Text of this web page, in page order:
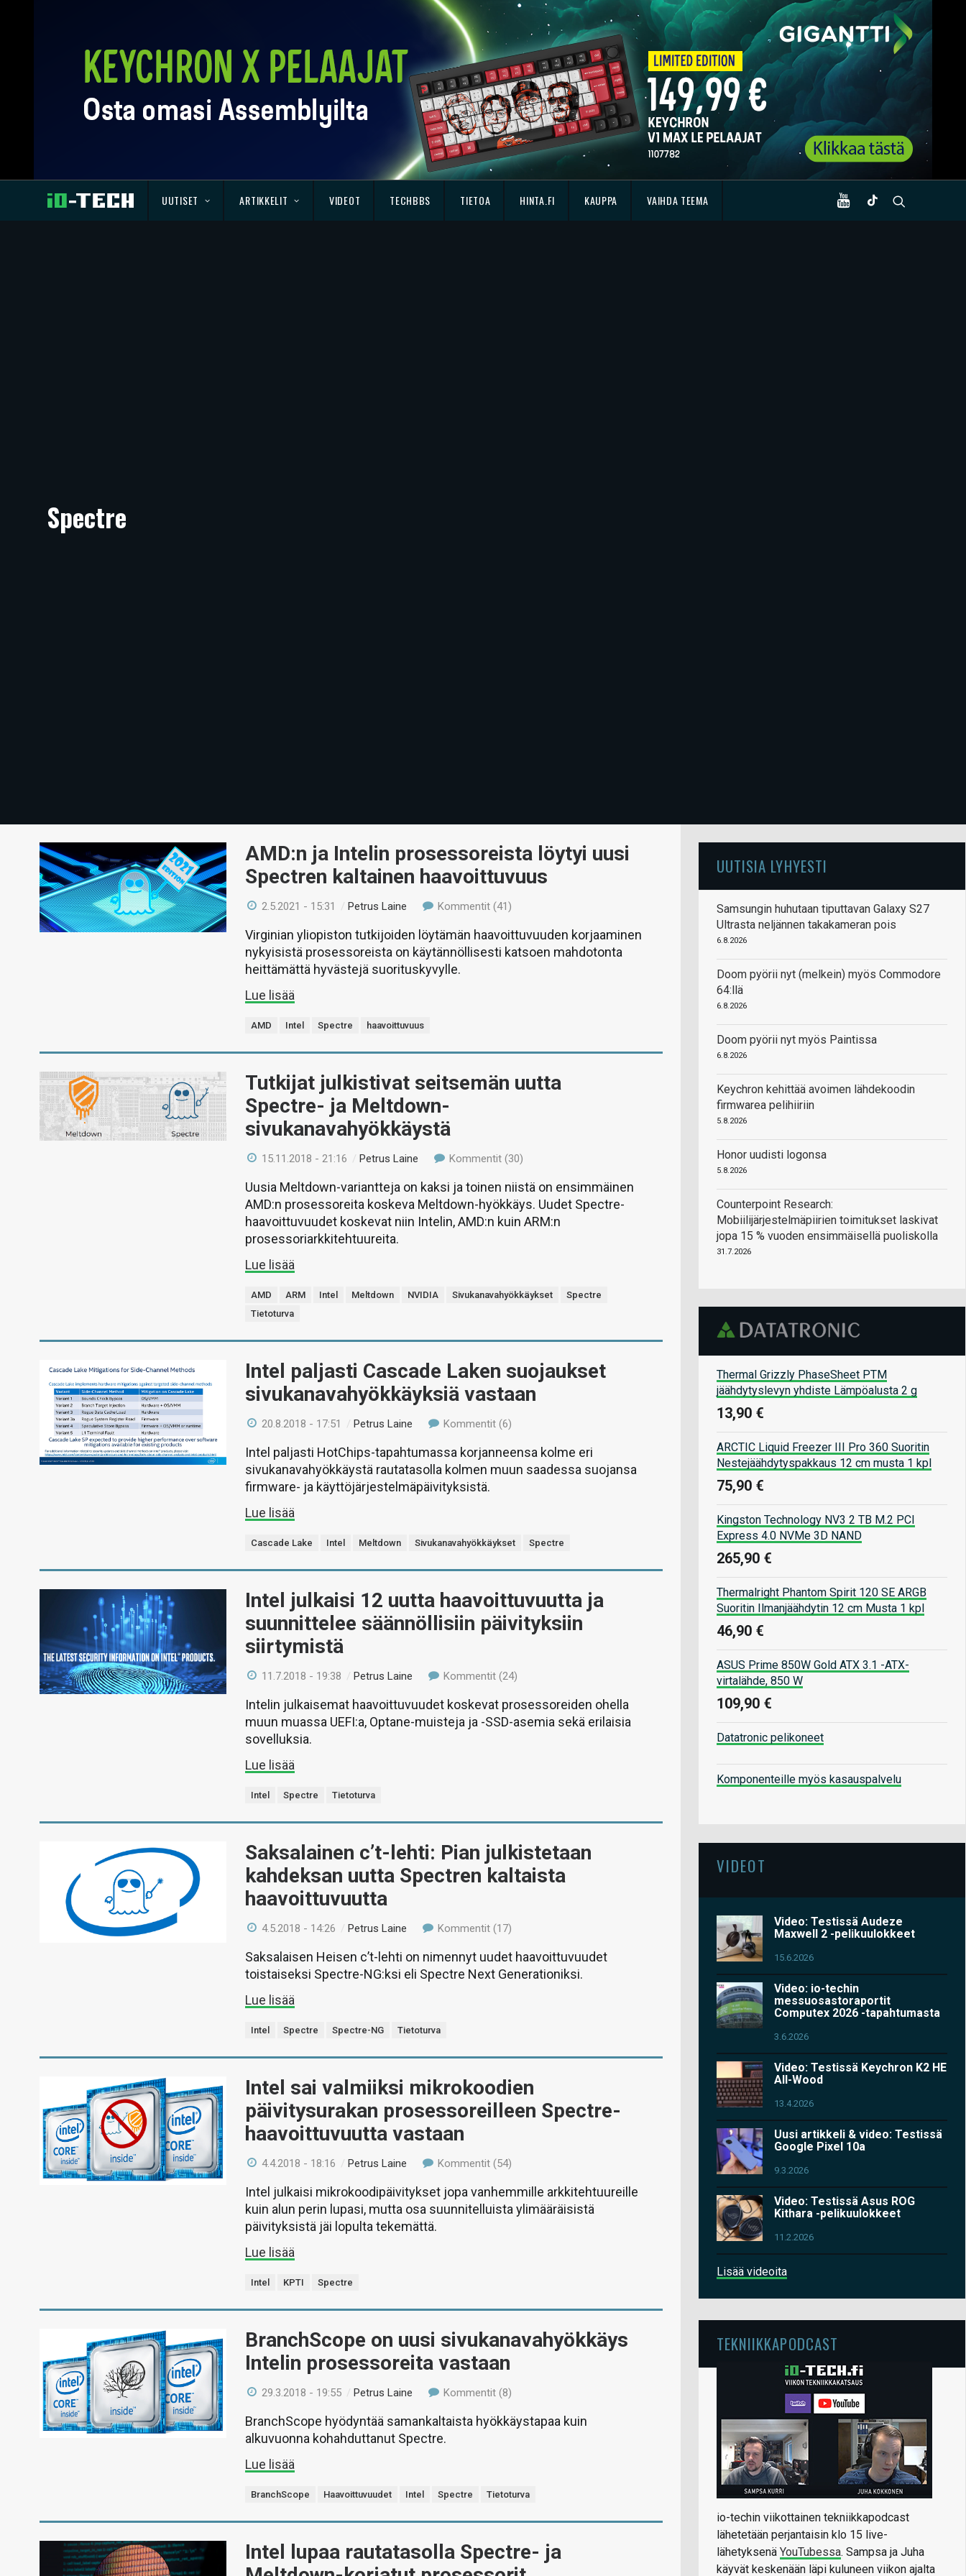
UUTISET ARTIKKELIT VIDEOT TECHBBS TIETOA HINTA.FI KAUPPA VAIHDA TEEMA
Spectre
AMD:n ja Intelin prosessoreista löytyi uusi
Spectren kaltainen haavoittuvuus
2.5.2021 - 15:31 /Petrus Laine Kommentit (41)
Virginian yliopiston tutkijoiden löytämän haavoittuvuuden korjaaminen
nykyisistä prosessoreista on käytännöllisesti katsoen mahdotonta
heittämättä hyvästejä suorituskyvylle.
Lue lisää
AMD Intel Spectre haavoittuvuus
Tutkijat julkistivat seitsemän uutta
Spectre- ja Meltdown-
sivukanavahyökkäystä
15.11.2018 - 21:16 /Petrus Laine Kommentit (30)
Uusia Meltdown-variantteja on kaksi ja toinen niistä on ensimmäinen
AMD:n prosessoreita koskeva Meltdown-hyökkäys. Uudet Spectre-
haavoittuvuudet koskevat niin Intelin, AMD:n kuin ARM:n
prosessoriarkkitehtuureita.
Lue lisää
AMD ARM Intel Meltdown NVIDIA Sivukanavahyökkäykset
Spectre
Tietoturva
Intel paljasti Cascade Laken suojaukset
sivukanavahyökkäyksiä vastaan
20.8.2018 - 17:51 /Petrus Laine Kommentit (6)
Intel paljasti HotChips-tapahtumassa korjanneensa kolme eri
sivukanavahyökkäystä rautatasolla kolmen muun saadessa suojansa
firmware- ja käyttöjärjestelmäpäivityksistä.
Lue lisää
Cascade Lake Intel Meltdown Sivukanavahyökkäykset Spectre
Intel julkaisi 12 uutta haavoittuvuutta ja
suunnittelee säännöllisiin päivityksiin
siirtymistä
11.7.2018 - 19:38 /Petrus Laine Kommentit (24)
Intelin julkaisemat haavoittuvuudet koskevat prosessoreiden ohella
muun muassa UEFI:a, Optane-muisteja ja -SSD-asemia sekä erilaisia
sovelluksia.
Lue lisää
Intel Spectre Tietoturva
Saksalainen c’t-lehti: Pian julkistetaan
kahdeksan uutta Spectren kaltaista
haavoittuvuutta
4.5.2018 - 14:26 /Petrus Laine Kommentit (17)
Saksalaisen Heisen c’t-lehti on nimennyt uudet haavoittuvuudet
toistaiseksi Spectre-NG:ksi eli Spectre Next Generationiksi.
Lue lisää
Intel Spectre Spectre-NG Tietoturva
Intel sai valmiiksi mikrokoodien
päivitysurakan prosessoreilleen Spectre-
haavoittuvuutta vastaan
4.4.2018 - 18:16 /Petrus Laine Kommentit (54)
Intel julkaisi mikrokoodipäivitykset jopa vanhemmille arkkitehtuureille
kuin alun perin lupasi, mutta osa suunnitelluista ylimääräisistä
päivityksistä jäi lopulta tekemättä.
Lue lisää
Intel KPTI Spectre
BranchScope on uusi sivukanavahyökkäys
Intelin prosessoreita vastaan
29.3.2018 - 19:55 /Petrus Laine Kommentit (8)
BranchScope hyödyntää samankaltaista hyökkäystapaa kuin
alkuvuonna kohahduttanut Spectre.
Lue lisää
BranchScope Haavoittuvuudet Intel Spectre Tietoturva
Intel lupaa rautatasolla Spectre- ja
UUTISIA LYHYESTI
Samsungin huhutaan tiputtavan Galaxy S27
Ultrasta neljännen takakameran pois
6.8.2026
Doom pyörii nyt (melkein) myös Commodore
64:llä
6.8.2026
Doom pyörii nyt myös Paintissa
6.8.2026
Keychron kehittää avoimen lähdekoodin
firmwarea pelihiiriin
5.8.2026
Honor uudisti logonsa
5.8.2026
Counterpoint Research:
Mobiilijärjestelmäpiirien toimitukset laskivat
jopa 15 % vuoden ensimmäisellä puoliskolla
31.7.2026
Thermal Grizzly PhaseSheet PTM
jäähdytyslevyn yhdiste Lämpöalusta 2 g
13,90 €
ARCTIC Liquid Freezer III Pro 360 Suoritin
Nestejäähdytyspakkaus 12 cm musta 1 kpl
75,90 €
Kingston Technology NV3 2 TB M.2 PCI
Express 4.0 NVMe 3D NAND
265,90 €
Thermalright Phantom Spirit 120 SE ARGB
Suoritin Ilmanjäähdytin 12 cm Musta 1 kpl
46,90 €
ASUS Prime 850W Gold ATX 3.1 -ATX-
virtalähde, 850 W
109,90 €
Datatronic pelikoneet
Komponenteille myös kasauspalvelu
VIDEOT
Video: Testissä Audeze
Maxwell 2 -pelikuulokkeet
15.6.2026
Video: io-techin
messuosastoraportit
Computex 2026 -tapahtumasta
3.6.2026
Video: Testissä Keychron K2 HE
All-Wood
13.4.2026
Uusi artikkeli & video: Testissä
Google Pixel 10a
9.3.2026
Video: Testissä Asus ROG
Kithara -pelikuulokkeet
11.2.2026
Lisää videoita
TEKNIIKKAPODCAST
io-techin viikottainen tekniikkapodcast
lähetetään perjantaisin klo 15 live-
lähetyksenä YouTubessa. Sampsa ja Juha
käyvät keskenään läpi kuluneen viikon ajalta